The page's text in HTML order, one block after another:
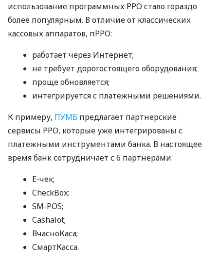
использование программных РРО стало гораздо
более популярным. В отличие от классических
кассовых аппаратов, пРРО:
работает через Интернет;
не требует дорогостоящего оборудования;
проще обновляется;
интегрируется с платежными решениями.
К примеру, ПУМБ предлагает партнерские
сервисы РРО, которые уже интегрированы с
платежными инструментами банка. В настоящее
время банк сотрудничает с 6 партнерами:
E-чек;
CheckBox;
SM-POS;
Cashalot;
ВчасноКаса;
СмартКасса.